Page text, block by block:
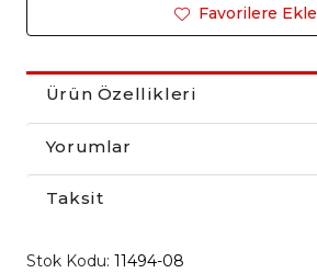
Favorilere Ekle
Ürün Özellikleri
Yorumlar
Taksit
Stok Kodu: 11494-08